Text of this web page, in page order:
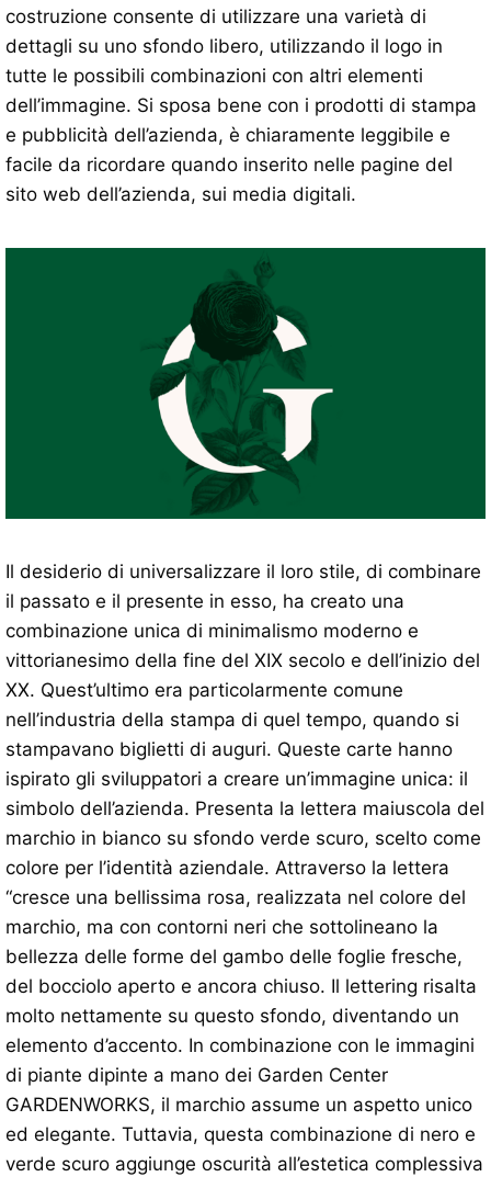
costruzione consente di utilizzare una varietà di
dettagli su uno sfondo libero, utilizzando il logo in
tutte le possibili combinazioni con altri elementi
dell’immagine. Si sposa bene con i prodotti di stampa
e pubblicità dell’azienda, è chiaramente leggibile e
facile da ricordare quando inserito nelle pagine del
sito web dell’azienda, sui media digitali.
Il desiderio di universalizzare il loro stile, di combinare
il passato e il presente in esso, ha creato una
combinazione unica di minimalismo moderno e
vittorianesimo della fine del XIX secolo e dell’inizio del
XX. Quest’ultimo era particolarmente comune
nell’industria della stampa di quel tempo, quando si
stampavano biglietti di auguri. Queste carte hanno
ispirato gli sviluppatori a creare un’immagine unica: il
simbolo dell’azienda. Presenta la lettera maiuscola del
marchio in bianco su sfondo verde scuro, scelto come
colore per l’identità aziendale. Attraverso la lettera
“cresce una bellissima rosa, realizzata nel colore del
marchio, ma con contorni neri che sottolineano la
bellezza delle forme del gambo delle foglie fresche,
del bocciolo aperto e ancora chiuso. Il lettering risalta
molto nettamente su questo sfondo, diventando un
elemento d’accento. In combinazione con le immagini
di piante dipinte a mano dei Garden Center
GARDENWORKS, il marchio assume un aspetto unico
ed elegante. Tuttavia, questa combinazione di nero e
verde scuro aggiunge oscurità all’estetica complessiva